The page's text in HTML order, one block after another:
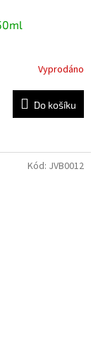
Vyprodáno
Do košíku
Kód: JVB0012